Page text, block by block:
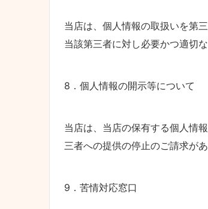
当店は、個人情報の取扱いを第
当該第三者に対し必要かつ適切な
8．個人情報の開示等について
当店は、当店の保有する個人情
三者への提供の停止のご請求が
9．苦情対応窓口